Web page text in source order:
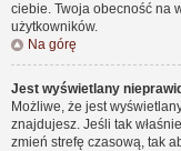
ciebie. Twoja obecność na
użytkowników.
Na górę
Jest wyświetlany
Możliwe, że jest
znajdujesz. Jeśli tak
zmień strefę czasową, tak